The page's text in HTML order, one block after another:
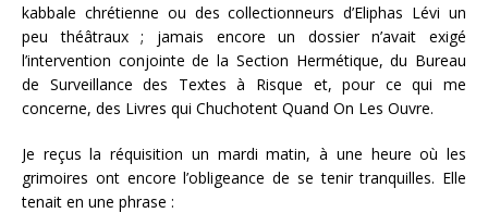
kabbale chrétienne ou des collectionneurs d’Eliphas Lévi un
peu théâtraux ; jamais encore un dossier n’avait exigé
l’intervention conjointe de la Section Hermétique, du Bureau
de Surveillance des Textes à Risque et, pour ce qui me
concerne, des Livres qui Chuchotent Quand On Les Ouvre.
Je reçus la réquisition un mardi matin, à une heure où les
grimoires ont encore l’obligeance de se tenir tranquilles. Elle
tenait en une phrase :